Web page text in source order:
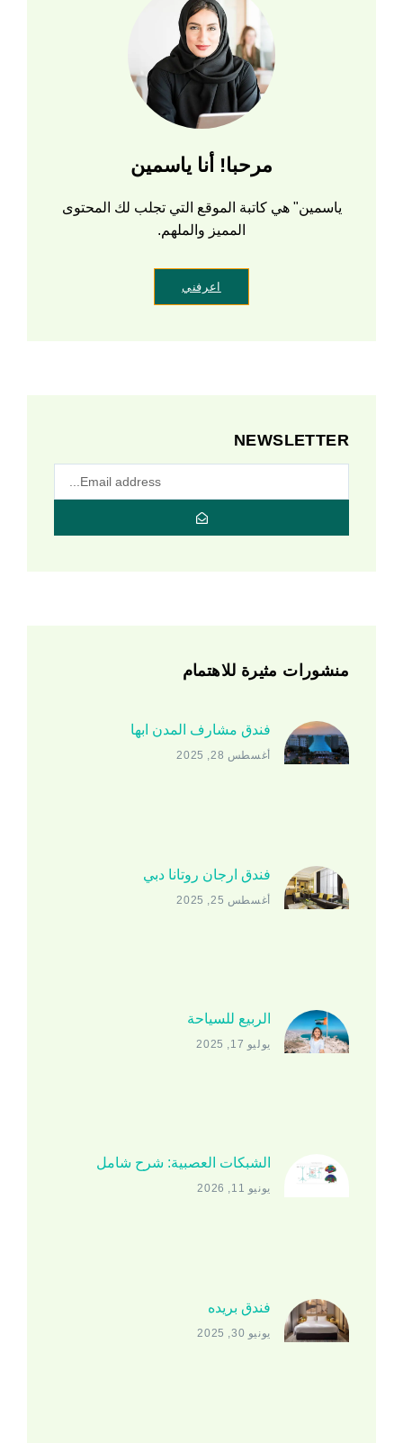
مرحبا! أنا ياسمين
ياسمين" هي كاتبة الموقع التي تجلب لك المحتوى
المميز والملهم.
اعرفني
NEWSLETTER
منشورات مثيرة للاهتمام
فندق مشارف المدن ابها
أغسطس 28, 2025
فندق ارجان روتانا دبي
أغسطس 25, 2025
الربيع للسياحة
يوليو 17, 2025
الشبكات العصبية: شرح شامل
يونيو 11, 2026
فندق بريده
يونيو 30, 2025